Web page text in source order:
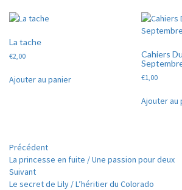
La tache
€2,00
Ajouter au panier
Cahiers
€1,00
Ajouter au
Navigation
d'article
Précédent
La princesse en fuite / Une passion pour deux
Suivant
Le secret de Lily / L’héritier du Colorado